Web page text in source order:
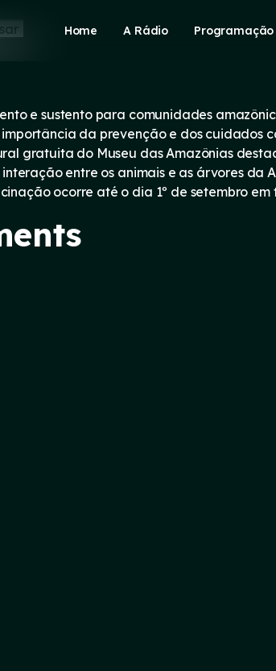
Home A Rádio Programação
e sustento para comunidades
da prevenção e dos cuidados
gratuita do Museu das Amazônias
entre os animais e as árvores da
ocorre até o dia 1º de setembro em